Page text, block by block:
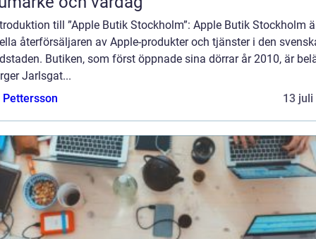
till ”Apple Butik Stockholm”: Apple Butik Stockholm
återförsäljaren av Apple-produkter och tjänster i den
Butiken, som först öppnade sina dörrar år 2010, är
Jarlsgat...
13 juli